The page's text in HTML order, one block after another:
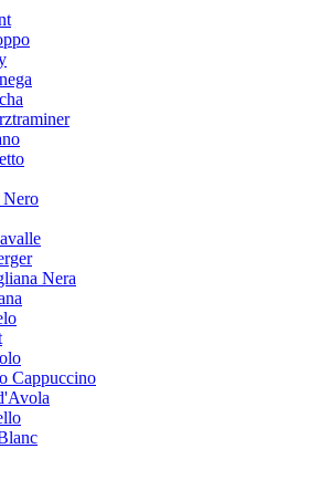
Nero
Nera
Cappuccino